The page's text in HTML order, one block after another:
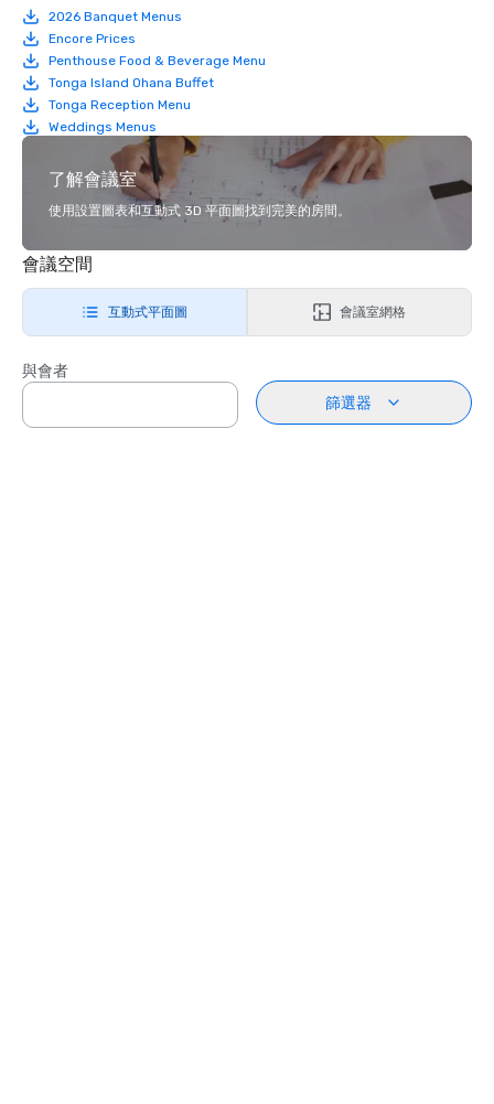
2026 Banquet Menus
Encore Prices
Penthouse Food & Beverage Menu
Tonga Island Ohana Buffet
Tonga Reception Menu
Weddings Menus
了解會議室
使用設置圖表和互動式 3D 平面圖找到完美的房間。
會議空間
互動式平面圖 會議室網格
與會者
篩選器